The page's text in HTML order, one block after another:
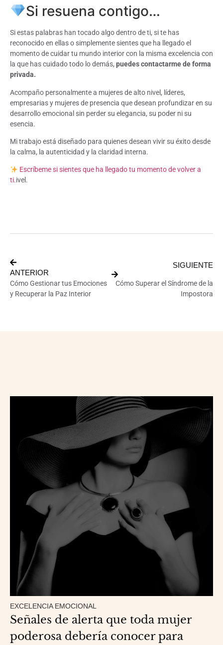
Si resuena contigo…
Si estas palabras han tocado algo dentro de ti, si te has
reconocido en ellas o simplemente sientes que ha llegado el
momento de cuidar tu mundo interior con la misma excelencia con
la que has cuidado todo lo demás, puedes contactarme de forma
privada.
Acompaño personalmente a mujeres de alto nivel, líderes,
empresarias y mujeres de presencia que desean profundizar en su
desarrollo emocional sin perder su elegancia, su poder ni su
esencia.
Mi trabajo está diseñado para quienes desean vivir su éxito desde
la calma, la autenticidad y la claridad interna.
Escríbeme si sientes que ha llegado tu momento de volver a
ti.ivel.
ANTERIOR
Cómo Gestionar tus Emociones
y Recuperar la Paz Interior
SIGUIENTE
Cómo Superar el Síndrome de la
Impostora
EXCELENCIA EMOCIONAL
Señales de alerta que toda mujer
poderosa debería conocer para